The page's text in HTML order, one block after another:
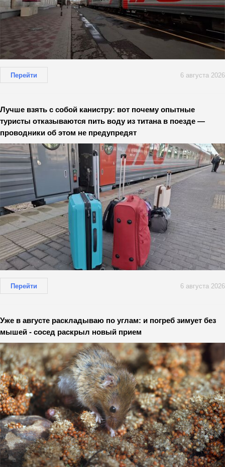
Перейти 6 августа 2026
Лучше взять с собой канистру: вот почему опытные
туристы отказываются пить воду из титана в поезде —
проводники об этом не предупредят
Перейти 6 августа 2026
Уже в августе раскладываю по углам: и погреб зимует без
мышей - сосед раскрыл новый прием